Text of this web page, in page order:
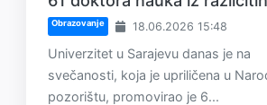
Obrazovanje 18.06.2026 15:48
Univerzitet u Sarajevu danas je na
svečanosti, koja je upriličena u
pozorištu, promovirao je 6...